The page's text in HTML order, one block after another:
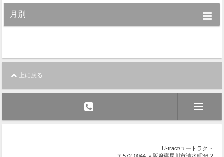
月別
上に戻る
U-tract/ユートラクト